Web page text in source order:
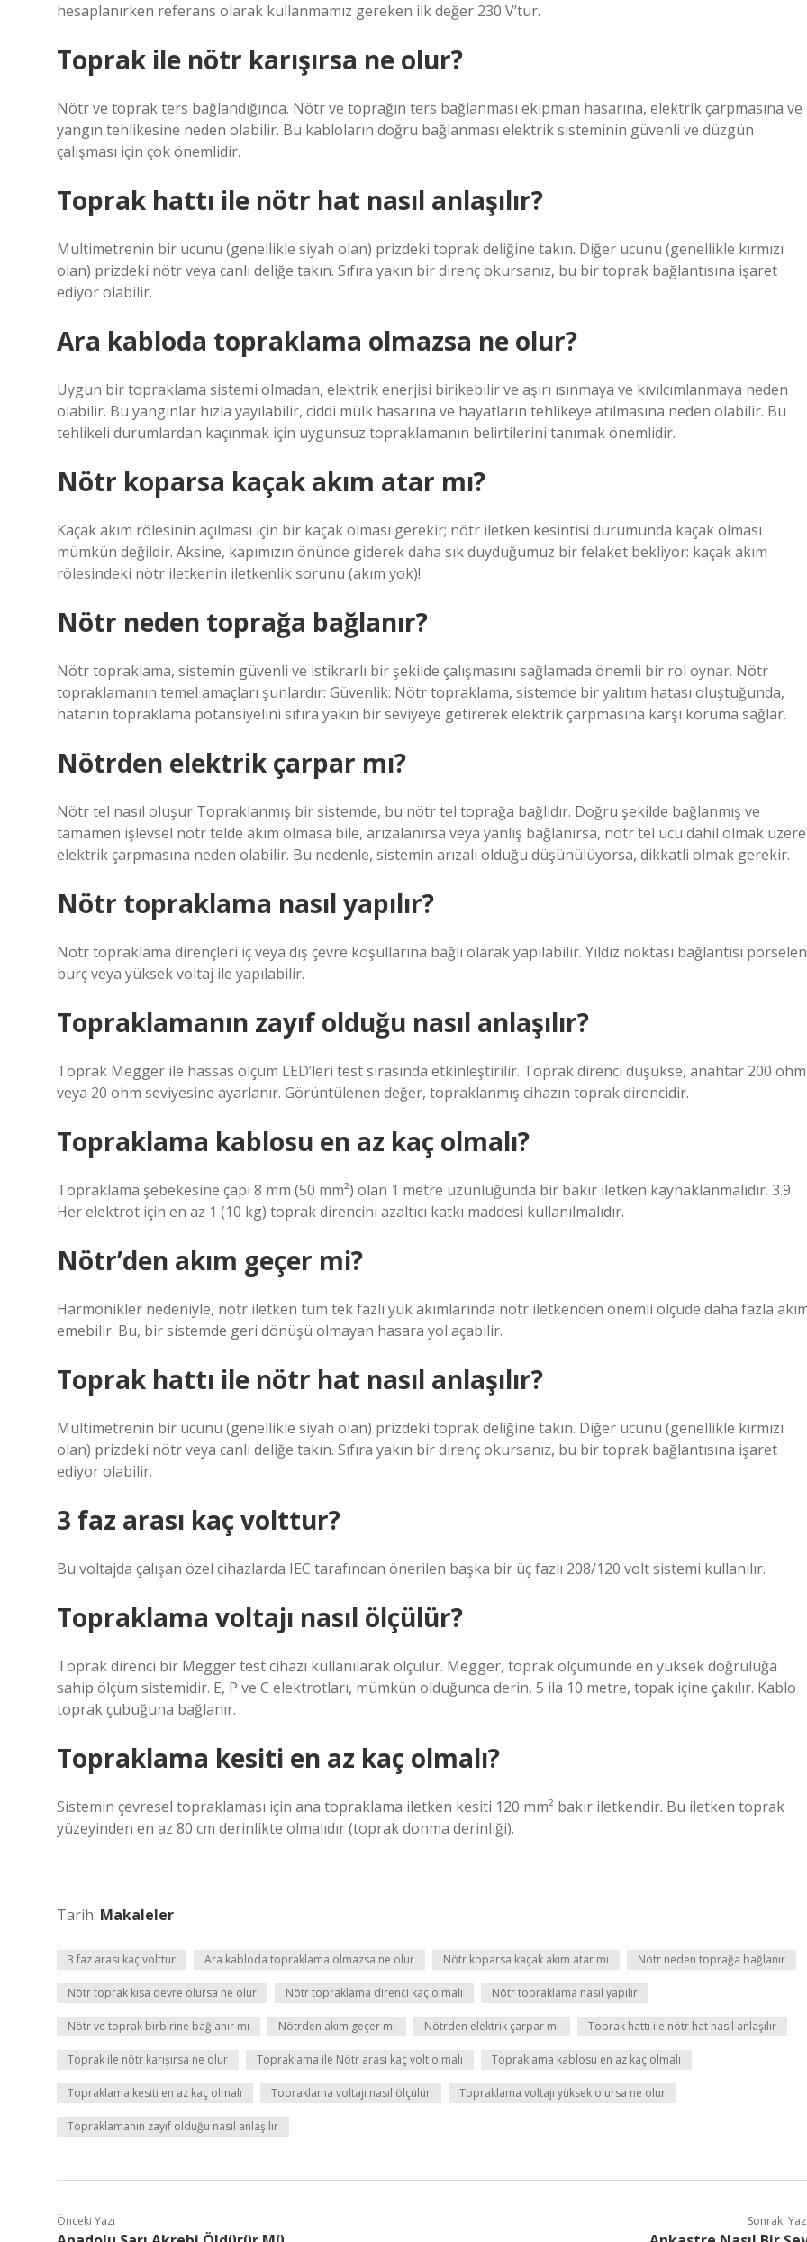
hesaplanırken referans olarak kullanmamız gereken ilk değer 230 V’tur.
Toprak ile nötr karışırsa ne olur?
Nötr ve toprak ters bağlandığında. Nötr ve toprağın ters bağlanması ekipman hasarına, elektrik çarpmasına ve
yangın tehlikesine neden olabilir. Bu kabloların doğru bağlanması elektrik sisteminin güvenli ve düzgün
çalışması için çok önemlidir.
Toprak hattı ile nötr hat nasıl anlaşılır?
Multimetrenin bir ucunu (genellikle siyah olan) prizdeki toprak deliğine takın. Diğer ucunu (genellikle kırmızı
olan) prizdeki nötr veya canlı deliğe takın. Sıfıra yakın bir direnç okursanız, bu bir toprak bağlantısına işaret
ediyor olabilir.
Ara kabloda topraklama olmazsa ne olur?
Uygun bir topraklama sistemi olmadan, elektrik enerjisi birikebilir ve aşırı ısınmaya ve kıvılcımlanmaya neden
olabilir. Bu yangınlar hızla yayılabilir, ciddi mülk hasarına ve hayatların tehlikeye atılmasına neden olabilir. Bu
tehlikeli durumlardan kaçınmak için uygunsuz topraklamanın belirtilerini tanımak önemlidir.
Nötr koparsa kaçak akım atar mı?
Kaçak akım rölesinin açılması için bir kaçak olması gerekir; nötr iletken kesintisi durumunda kaçak olması
mümkün değildir. Aksine, kapımızın önünde giderek daha sık duyduğumuz bir felaket bekliyor: kaçak akım
rölesindeki nötr iletkenin iletkenlik sorunu (akım yok)!
Nötr neden toprağa bağlanır?
Nötr topraklama, sistemin güvenli ve istikrarlı bir şekilde çalışmasını sağlamada önemli bir rol oynar. Nötr
topraklamanın temel amaçları şunlardır: Güvenlik: Nötr topraklama, sistemde bir yalıtım hatası oluştuğunda,
hatanın topraklama potansiyelini sıfıra yakın bir seviyeye getirerek elektrik çarpmasına karşı koruma sağlar.
Nötrden elektrik çarpar mı?
Nötr tel nasıl oluşur Topraklanmış bir sistemde, bu nötr tel toprağa bağlıdır. Doğru şekilde bağlanmış ve
tamamen işlevsel nötr telde akım olmasa bile, arızalanırsa veya yanlış bağlanırsa, nötr tel ucu dahil olmak üzere
elektrik çarpmasına neden olabilir. Bu nedenle, sistemin arızalı olduğu düşünülüyorsa, dikkatli olmak gerekir.
Nötr topraklama nasıl yapılır?
Nötr topraklama dirençleri iç veya dış çevre koşullarına bağlı olarak yapılabilir. Yıldız noktası bağlantısı porselen
burç veya yüksek voltaj ile yapılabilir.
Topraklamanın zayıf olduğu nasıl anlaşılır?
Toprak Megger ile hassas ölçüm LED’leri test sırasında etkinleştirilir. Toprak direnci düşükse, anahtar 200 ohm
veya 20 ohm seviyesine ayarlanır. Görüntülenen değer, topraklanmış cihazın toprak direncidir.
Topraklama kablosu en az kaç olmalı?
Topraklama şebekesine çapı 8 mm (50 mm²) olan 1 metre uzunluğunda bir bakır iletken kaynaklanmalıdır. 3.9
Her elektrot için en az 1 (10 kg) toprak direncini azaltıcı katkı maddesi kullanılmalıdır.
Nötr’den akım geçer mi?
Harmonikler nedeniyle, nötr iletken tüm tek fazlı yük akımlarında nötr iletkenden önemli ölçüde daha fazla
emebilir. Bu, bir sistemde geri dönüşü olmayan hasara yol açabilir.
Toprak hattı ile nötr hat nasıl anlaşılır?
Multimetrenin bir ucunu (genellikle siyah olan) prizdeki toprak deliğine takın. Diğer ucunu (genellikle kırmızı
olan) prizdeki nötr veya canlı deliğe takın. Sıfıra yakın bir direnç okursanız, bu bir toprak bağlantısına işaret
ediyor olabilir.
3 faz arası kaç volttur?
Bu voltajda çalışan özel cihazlarda IEC tarafından önerilen başka bir üç fazlı 208/120 volt sistemi kullanılır.
Topraklama voltajı nasıl ölçülür?
Toprak direnci bir Megger test cihazı kullanılarak ölçülür. Megger, toprak ölçümünde en yüksek doğruluğa
sahip ölçüm sistemidir. E, P ve C elektrotları, mümkün olduğunca derin, 5 ila 10 metre, topak içine çakılır. Kablo
toprak çubuğuna bağlanır.
Topraklama kesiti en az kaç olmalı?
Sistemin çevresel topraklaması için ana topraklama iletken kesiti 120 mm² bakır iletkendir. Bu iletken toprak
yüzeyinden en az 80 cm derinlikte olmalıdır (toprak donma derinliği).
Tarih: Makaleler
3 faz arası kaç volttur Ara kabloda topraklama olmazsa ne olur Nötr koparsa kaçak akım atar mı Nötr neden toprağa bağlanır
Nötr toprak kısa devre olursa ne olur Nötr topraklama direnci kaç olmalı Nötr topraklama nasıl yapılır
Nötr ve toprak birbirine bağlanır mı Nötrden akım geçer mi Nötrden elektrik çarpar mı Toprak hattı ile nötr hat nasıl anlaşılır
Toprak ile nötr karışırsa ne olur Topraklama ile Nötr arası kaç volt olmalı Topraklama kablosu en az kaç olmalı
Topraklama kesiti en az kaç olmalı Topraklama voltajı nasıl ölçülür Topraklama voltajı yüksek olursa ne olur
Topraklamanın zayıf olduğu nasıl anlaşılır
Önceki Yazı Sonraki Yazı